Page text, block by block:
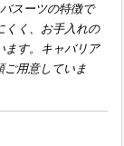
スーツの特徴で
くく、お手入れの
す。
キャバリア
ご用意していま